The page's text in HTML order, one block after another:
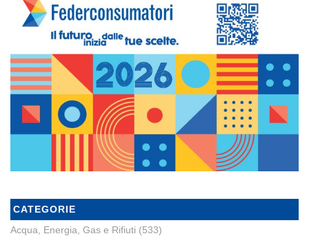
CATEGORIE
Acqua, Energia, Gas e Rifiuti (533)